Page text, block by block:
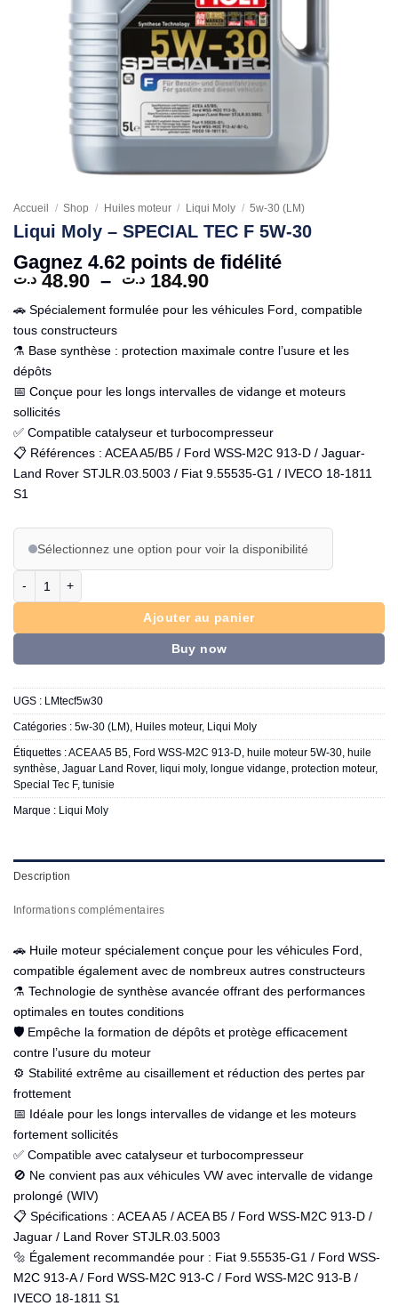
Accueil / Shop / Huiles moteur / Liqui Moly / 5w-30 (LM)
Liqui Moly – SPECIAL TEC F 5W-30
Gagnez 4.62 points de fidélité
48.90 د.ت – 184.90 د.ت
Plage
prix :
à
🚗 Spécialement formulée pour les véhicules Ford, compatible
tous constructeurs
⚗️ Base synthèse : protection maximale contre l’usure et les
dépôts
📅 Conçue pour les longs intervalles de vidange et moteurs
sollicités
✅ Compatible catalyseur et turbocompresseur
📋 Références : ACEA A5/B5 / Ford WSS-M2C 913-D / Jaguar-
Land Rover STJLR.03.5003 / Fiat 9.55535-G1 / IVECO 18-1811
S1
Sélectionnez une option pour voir la disponibilité
Ajouter au panier
Buy now
UGS : LMtecf5w30
Catégories : 5w-30 (LM) Huiles moteur, Liqui Moly
Étiquettes :ACEA A5 B5 Ford WSS-M2C 913-D huile moteur 5W-30 huile
synthèse Jaguar Land Rover, liqui moly, longue vidange protection moteur,
Special Tec F, tunisie
Marque : Liqui Moly
Description
Informations complémentaires
🚗 Huile moteur spécialement conçue pour les véhicules Ford,
compatible également avec de nombreux autres constructeurs
⚗️ Technologie de synthèse avancée offrant des performances
optimales en toutes conditions
🛡️ Empêche la formation de dépôts et protège efficacement
contre l’usure du moteur
⚙️ Stabilité extrême au cisaillement et réduction des pertes par
frottement
📅 Idéale pour les longs intervalles de vidange et les moteurs
fortement sollicités
✅ Compatible avec catalyseur et turbocompresseur
🚫 Ne convient pas aux véhicules VW avec intervalle de vidange
prolongé (WIV)
📋 Spécifications : ACEA A5 / ACEA B5 / Ford WSS-M2C 913-D /
Jaguar / Land Rover STJLR.03.5003
🔩 Également recommandée pour : Fiat 9.55535-G1 / Ford WSS-
M2C 913-A / Ford WSS-M2C 913-C / Ford WSS-M2C 913-B /
IVECO 18-1811 S1